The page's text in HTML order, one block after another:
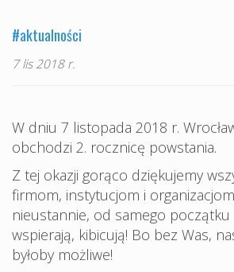
#aktualności
7 lis 2018 r.
W dniu 7 listopada 2018 r.
obchodzi 2. rocznicę powstania.
Z tej okazji gorąco dziękujemy
firmom, instytucjom i
nieustannie, od samego początku
wspierają, kibicują! Bo bez Was,
byłoby możliwe!